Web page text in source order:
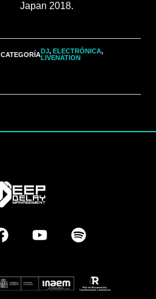
Japan 2018.
CATEGORÍADJ, ELECTRÓNICA,
LIVENATION